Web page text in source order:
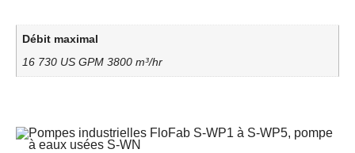
Débit maximal
16 730 US GPM 3800 m³/hr